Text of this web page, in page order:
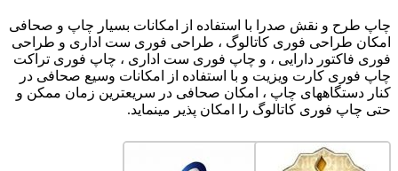
چاپ طرح و نقش صدرا با استفاده از امکانات بسیار چاپ و صحافی
امکان طراحی فوری کاتالوگ ، طراحی فوری ست اداری و طراحی
فوری فاکتور دارایی ، و چاپ فوری ست اداری ، چاپ فوری تراکت
چاپ فوری کارت ویزیت و با استفاده از امکانات وسیع صحافی در
کنار دستگاههای چاپ ، امکان صحافی در سریعترین زمان ممکن و
حتی چاپ فوری کاتالوگ را امکان پذیر مینماید.